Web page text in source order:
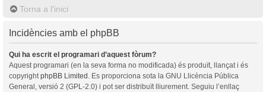
Torna a l’inici
Incidències amb el phpBB
Qui ha escrit el programari d’aquest fòrum?
Aquest programari (en la seva forma no modificada) és produït, llançat i és
copyright phpBB Limited . Es proporciona sota la GNU Llicència Pública
General, versió 2 (GPL-2.0) i pot ser distribuït lliurement. Seguiu l’enllaç